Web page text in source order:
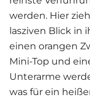
werden. Hier
lasziven Blick in
einen orangen
Mini-Top und
Unterarme
was für ein